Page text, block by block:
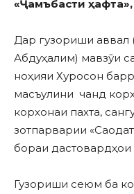
«Ҷамъбасти ҳафта»,
Дар гузориши
Абдуҳалим) мавзӯи
ноҳияи Хуросон
масъулини чанд
корхонаи пахта,
зотпарварии
бораи дастовардҳои
Гузориши сеюм ба